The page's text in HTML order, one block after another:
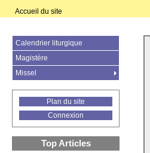
Accueil du site
Calendrier liturgique
Magistère
Missel
Plan du site
Connexion
Top Articles